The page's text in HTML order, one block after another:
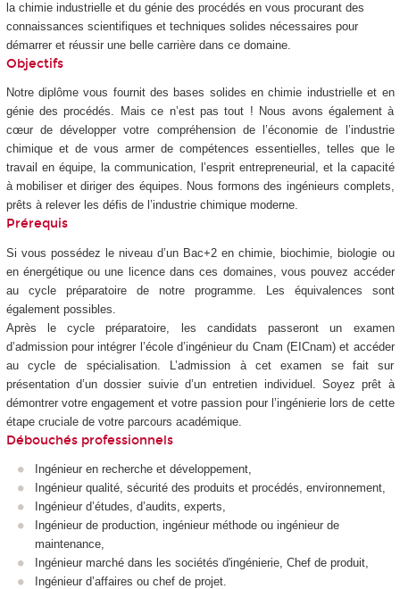
la chimie industrielle et du génie des procédés en vous procurant des
connaissances scientifiques et techniques solides nécessaires pour
démarrer et réussir une belle carrière dans ce domaine.
Objectifs
Notre diplôme vous fournit des bases solides en chimie industrielle et en
génie des procédés. Mais ce n’est pas tout ! Nous avons également à
cœur de développer votre compréhension de l’économie de l’industrie
chimique et de vous armer de compétences essentielles, telles que le
travail en équipe, la communication, l’esprit entrepreneurial, et la capacité
à mobiliser et diriger des équipes. Nous formons des ingénieurs complets,
prêts à relever les défis de l’industrie chimique moderne.
Prérequis
Si vous possédez le niveau d’un Bac+2 en chimie, biochimie, biologie ou
en énergétique ou une licence dans ces domaines, vous pouvez accéder
au cycle préparatoire de notre programme. Les équivalences sont
également possibles.
Après le cycle préparatoire, les candidats passeront un examen
d’admission pour intégrer l’école d’ingénieur du Cnam (EICnam) et accéder
au cycle de spécialisation. L’admission à cet examen se fait sur
présentation d’un dossier suivie d’un entretien individuel. Soyez prêt à
démontrer votre engagement et votre passion pour l’ingénierie lors de cette
étape cruciale de votre parcours académique.
Débouchés professionnels
Ingénieur en recherche et développement,
Ingénieur qualité, sécurité des produits et procédés, environnement,
Ingénieur d’études, d’audits, experts,
Ingénieur de production, ingénieur méthode ou ingénieur de
maintenance,
Ingénieur marché dans les sociétés d'ingénierie, Chef de produit,
Ingénieur d’affaires ou chef de projet.